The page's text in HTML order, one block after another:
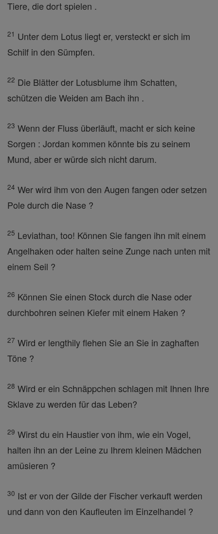
Tiere, die dort spielen .
21 Unter dem Lotus liegt er, versteckt er sich im
Schilf in den Sümpfen.
22 Die Blätter der Lotusblume ihm Schatten,
schützen die Weiden am Bach ihn .
23 Wenn der Fluss überläuft, macht er sich keine
Sorgen : Jordan kommen könnte bis zu seinem
Mund, aber er würde sich nicht darum.
24 Wer wird ihm von den Augen fangen oder setzen
Pole durch die Nase ?
25 Leviathan, too! Können Sie fangen ihn mit einem
Angelhaken oder halten seine Zunge nach unten mit
einem Seil ?
26 Können Sie einen Stock durch die Nase oder
durchbohren seinen Kiefer mit einem Haken ?
27 Wird er lengthily flehen Sie an Sie in zaghaften
Töne ?
28 Wird er ein Schnäppchen schlagen mit Ihnen Ihre
Sklave zu werden für das Leben?
29 Wirst du ein Haustier von ihm, wie ein Vogel,
halten ihn an der Leine zu Ihrem kleinen Mädchen
amüsieren ?
30 Ist er von der Gilde der Fischer verkauft werden
und dann von den Kaufleuten im Einzelhandel ?